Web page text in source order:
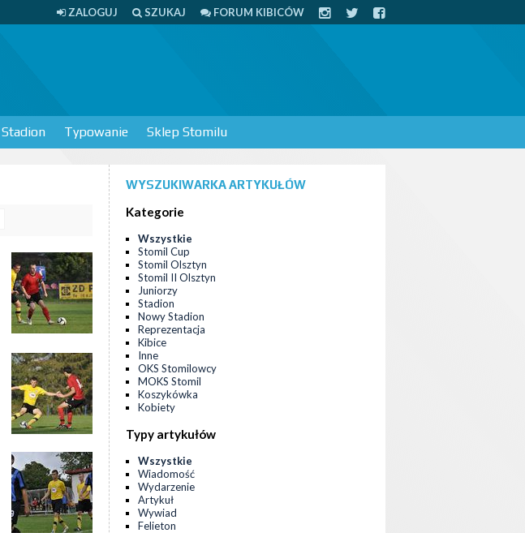
ZALOGUJ SZUKAJ FORUM KIBICÓW
Stadion Typowanie Sklep Stomilu
WYSZUKIWARKA ARTYKUŁÓW
Kategorie
Wszystkie
Stomil Cup
Stomil Olsztyn
Stomil II Olsztyn
Juniorzy
Stadion
Nowy Stadion
Reprezentacja
Kibice
Inne
OKS Stomilowcy
MOKS Stomil
Koszykówka
Kobiety
Typy artykułów
Wszystkie
Wiadomość
Wydarzenie
Artykuł
Wywiad
Felieton